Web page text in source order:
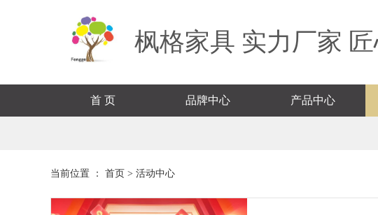
枫格家具 实力厂家
首 页 品牌中心 产品中心
当前位置 ： 首页 > 活动中心